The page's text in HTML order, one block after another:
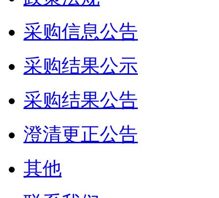
采购信息公告
采购结果公示
采购结果公告
澄清更正公告
其他